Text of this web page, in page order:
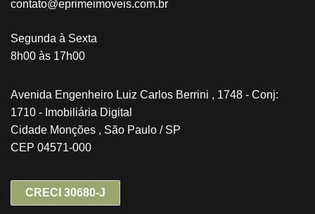
contato@eprimeimoveis.com.br
Segunda à Sexta
8h00 às 17h00
Avenida Engenheiro Luiz Carlos Berrini , 1748 - Conj:
1710 - Imobiliária Digital
Cidade Monções , São Paulo / SP
CEP 04571-000
CRECI 30680-J